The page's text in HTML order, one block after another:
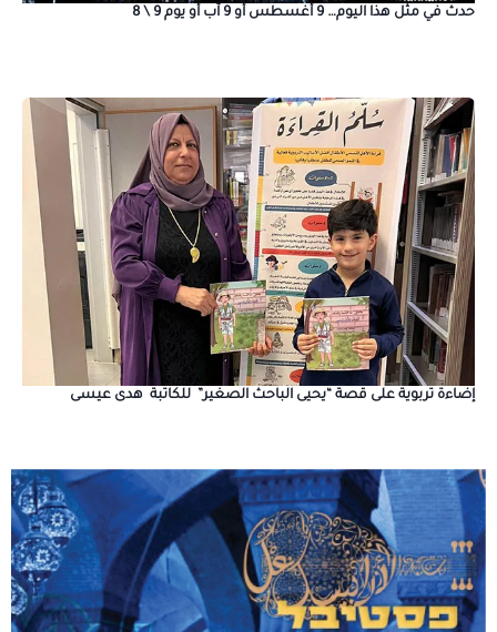
حدث في مثل هذا اليوم… 9 أغسطس أو 9 آب أو يوم 9 \ 8
إضاءة تربوية على قصة “يحيى الباحث الصغير” للكاتبة هدى عيسى